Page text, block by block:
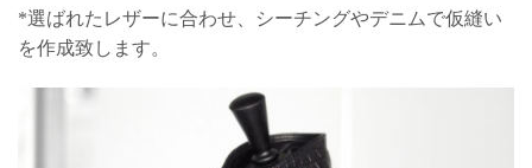
*選ばれたレザーに合わせ、シーチングやデニムで仮縫い
を作成致します。